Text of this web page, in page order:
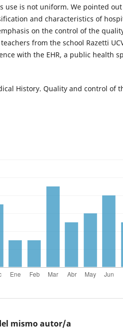
use is not uniform. We pointed
and characteristics of
on the control of the
from the school Razetti
with the EHR, a public health
History. Quality and control of
mismo autor/a